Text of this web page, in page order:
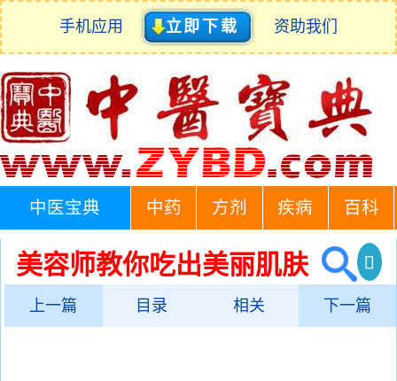
手机应用 立即下载 资助我们
中医宝典 中药 方剂 疾病 百科
美容师教你吃出美丽肌肤
上一篇 目录 相关 下一篇